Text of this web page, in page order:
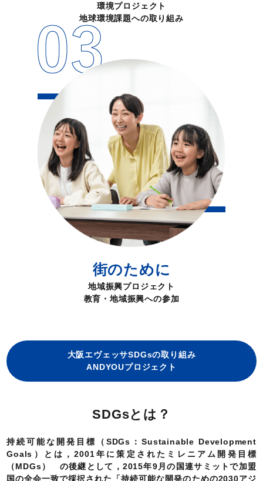
環境プロジェクト
地球環境課題への取り組み
街のために
地域振興プロジェクト
教育・地域振興への参加
大阪エヴェッサSDGsの取り組み
ANDYOUプロジェクト
SDGsとは？
持続可能な開発目標（SDGs：Sustainable Development
Goals）とは，2001年に策定されたミレニアム開発目標
（MDGs） の後継として，2015年9月の国連サミットで加盟
国の全会一致で採択された「持続可能な開発のための2030アジ